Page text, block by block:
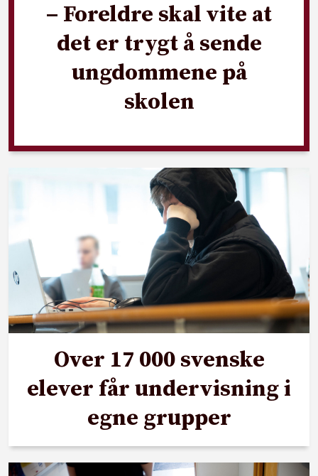
– Foreldre skal vite at
det er trygt å sende
ungdommene på
skolen
Over 17 000 svenske
elever får undervisning i
egne grupper